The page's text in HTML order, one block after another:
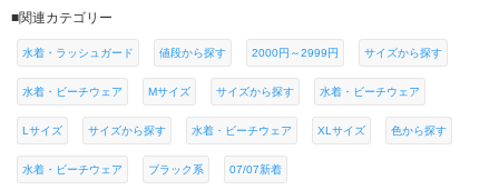
■関連カテゴリー
水着・ラッシュガード 値段から探す 2000円～2999円 サイズから探す
水着・ビーチウェア Mサイズ サイズから探す 水着・ビーチウェア
Lサイズ サイズから探す 水着・ビーチウェア XLサイズ 色から探す
水着・ビーチウェア ブラック系 07/07新着